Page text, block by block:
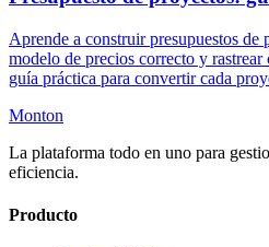
Aprende a construir presupuestos de
modelo de precios correcto y rastrear
guía práctica para convertir cada
Monton
La plataforma todo en uno para
eficiencia.
Producto